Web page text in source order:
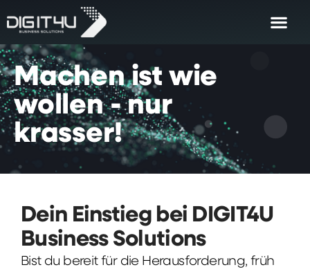
Machen ist wie
wollen - nur
krasser!
Dein Einstieg bei DIGIT4U
Business Solutions
Bist du bereit für die Herausforderung, früh